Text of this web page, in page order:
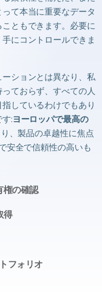
て本当に重要なデータ
ともできます。必要に
にコントロールできま
ションとは異なり、私
ておらず、すべての人
しているわけでもあり
:ヨーロッパで最高の
、製品の卓越性に焦点
安全で信頼性の高いも
権の確認
得
フォリオ